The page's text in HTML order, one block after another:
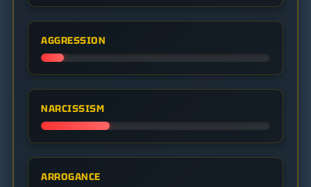
AGGRESSION
NARCISSISM
ARROGANCE